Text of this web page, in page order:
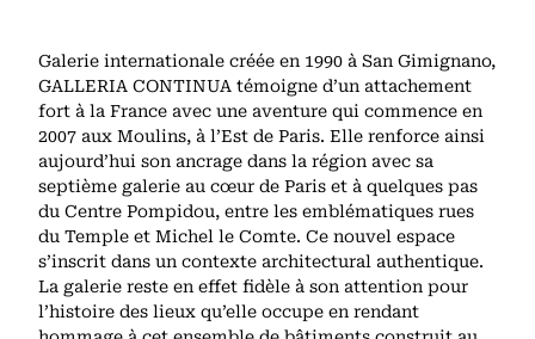
Galerie internationale créée en 1990 à San Gimignano,
GALLERIA CONTINUA témoigne d’un attachement
fort à la France avec une aventure qui commence en
2007 aux Moulins, à l’Est de Paris. Elle renforce ainsi
aujourd’hui son ancrage dans la région avec sa
septième galerie au cœur de Paris et à quelques pas
du Centre Pompidou, entre les emblématiques rues
du Temple et Michel le Comte. Ce nouvel espace
s’inscrit dans un contexte architectural authentique.
La galerie reste en effet fidèle à son attention pour
l’histoire des lieux qu’elle occupe en rendant